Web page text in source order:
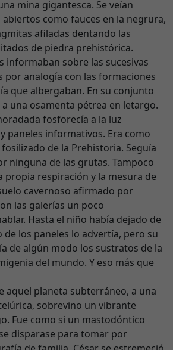
mina gigantesca. Se veían
como fauces en la negrura,
afiladas dentando las
de piedra prehistórica.
informaban sobre las sucesivas
por analogía con las formaciones
que albergaban. En su conjunto
una osamenta pétrea en letargo.
fosforecía a la luz
paneles informativos. Era como
de la Prehistoria. Seguía
ninguna de las grutas. Tampoco
propia respiración y la mesura de
cavernoso afirmado por
las galerías un poco
Hasta el niño había dejado de
los paneles lo advertía, pero su
de algún modo los sustratos de la
del mundo. Y eso más que
aquel planeta subterráneo, a una
sobrevino un vibrante
Fue como si un mastodóntico
disparase para tomar por